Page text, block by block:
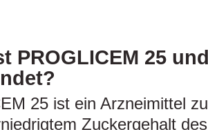
PROGLICEM 25
25 ist ein Arzneimittel
Zuckergehalt